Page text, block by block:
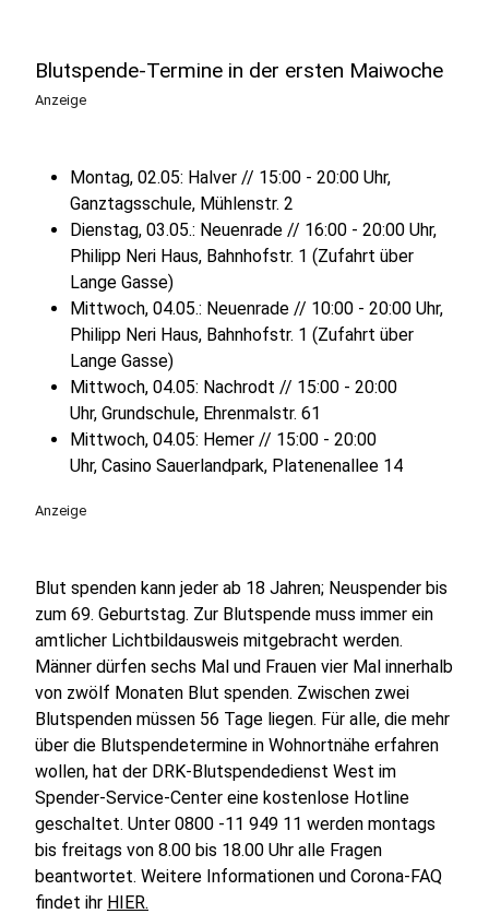
Blutspende-Termine in der ersten Maiwoche
Anzeige
Montag, 02.05: Halver // 15:00 - 20:00 Uhr,
Ganztagsschule, Mühlenstr. 2
Dienstag, 03.05.: Neuenrade // 16:00 - 20:00 Uhr,
Philipp Neri Haus, Bahnhofstr. 1 (Zufahrt über
Lange Gasse)
Mittwoch, 04.05.: Neuenrade // 10:00 - 20:00 Uhr,
Philipp Neri Haus, Bahnhofstr. 1 (Zufahrt über
Lange Gasse)
Mittwoch, 04.05: Nachrodt // 15:00 - 20:00
Uhr, Grundschule, Ehrenmalstr. 61
Mittwoch, 04.05: Hemer // 15:00 - 20:00
Uhr, Casino Sauerlandpark, Platenenallee 14
Anzeige
Blut spenden kann jeder ab 18 Jahren; Neuspender bis
zum 69. Geburtstag. Zur Blutspende muss immer ein
amtlicher Lichtbildausweis mitgebracht werden.
Männer dürfen sechs Mal und Frauen vier Mal innerhalb
von zwölf Monaten Blut spenden. Zwischen zwei
Blutspenden müssen 56 Tage liegen. Für alle, die mehr
über die Blutspendetermine in Wohnortnähe erfahren
wollen, hat der DRK-Blutspendedienst West im
Spender-Service-Center eine kostenlose Hotline
geschaltet. Unter 0800 -11 949 11 werden montags
bis freitags von 8.00 bis 18.00 Uhr alle Fragen
beantwortet. Weitere Informationen und Corona-FAQ
findet ihr HIER.